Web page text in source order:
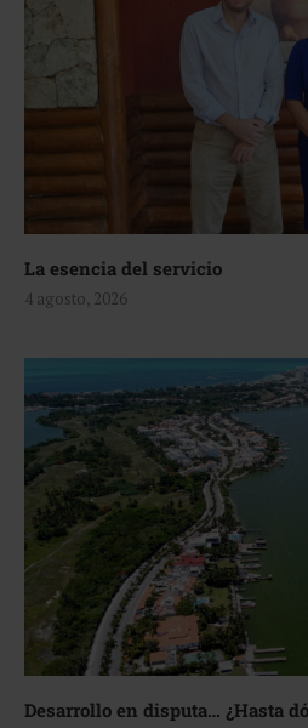
La esencia del servicio
4 agosto, 2026
Desarrollo en disputa… ¿Hasta